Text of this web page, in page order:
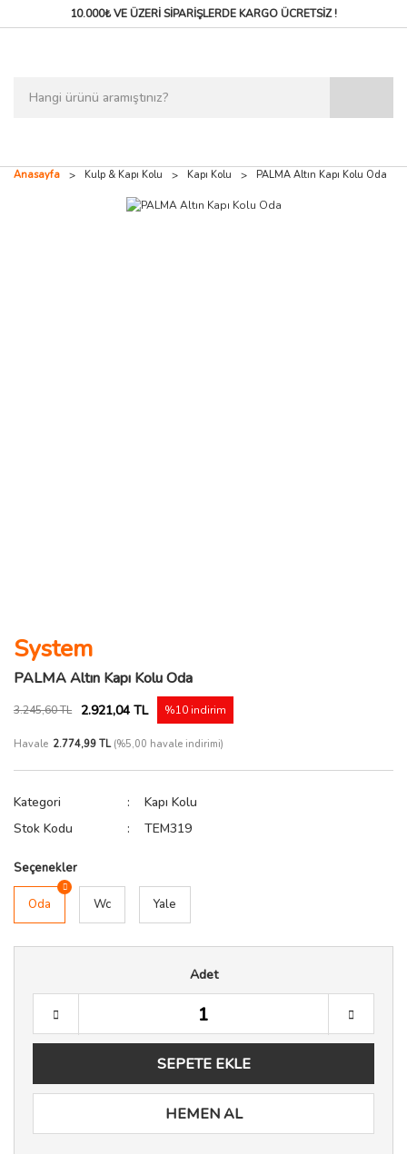
10.000₺ VE ÜZERİ SİPARİŞLERDEKARGO ÜCRETSİZ !
Anasayfa Kulp & Kapı Kolu Kapı Kolu PALMA Altın Kapı Kolu Oda
System
PALMA Altın Kapı Kolu Oda
3.245,60 TL 2.921,04 TL %10 indirim
Havale 2.774,99 TL(%5,00 havale indirimi)
Kategori
Kapı Kolu
Stok Kodu
TEM319
Seçenekler
Oda Wc Yale
Adet
SEPETE EKLE
HEMEN AL